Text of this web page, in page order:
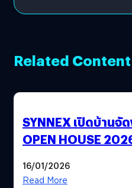
Related Content
SYNNEX เปิดบ้านจั
OPEN HOUSE
ได้ 53,000 ล้านบาท
16/01/2026
Read More